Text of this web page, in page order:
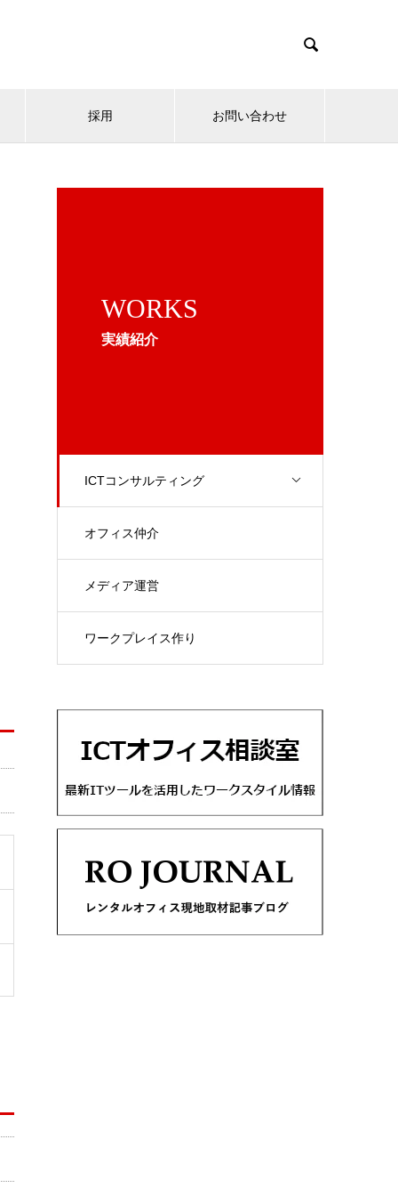

採用 お問い合わせ
WORKS
実績紹介
ICTコンサルティング
オフィス仲介
メディア運営
ワークプレイス作り